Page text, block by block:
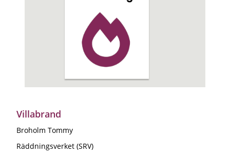
Villabrand
Broholm Tommy
Räddningsverket (SRV)